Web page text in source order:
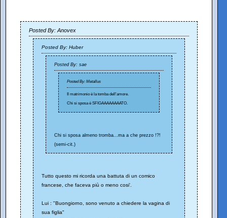
Posted By: Anovex
Posted By: Huber
Posted By: sae
Posted By: Metallus
Il matrimonio è la tomba dell'amore.
Chi si sposa è SFIGAAAAAAAATO.
Chi si sposa almeno tromba...ma a che prezzo !?!
(semi-cit.)
Tutto questo mi ricorda una battuta di un comico
francese, che faceva più o meno cosi'.
Lui : "Buongiorno, sono venuto a chiedere la vagina di
sua figlia"